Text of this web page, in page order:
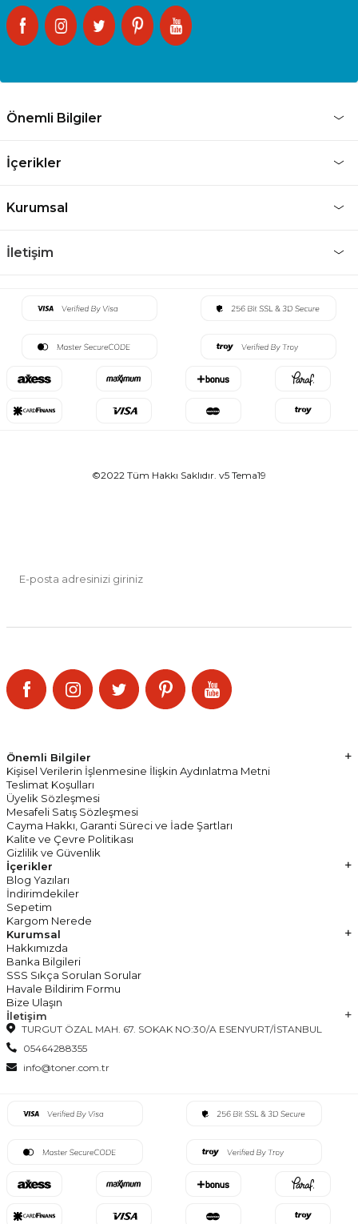
Önemli Bilgiler
İçerikler
Kurumsal
İletişim
©2022 Tüm Hakkı Saklıdır. v5 Tema19
Önemli Bilgiler
Kişisel Verilerin İşlenmesine İlişkin Aydınlatma Metni
Teslimat Koşulları
Üyelik Sözleşmesi
Mesafeli Satış Sözleşmesi
Cayma Hakkı, Garanti Süreci ve İade Şartları
Kalite ve Çevre Politikası
Gizlilik ve Güvenlik
İçerikler
Blog Yazıları
İndirimdekiler
Sepetim
Kargom Nerede
Kurumsal
Hakkımızda
Banka Bilgileri
SSS Sıkça Sorulan Sorular
Havale Bildirim Formu
Bize Ulaşın
İletişim
TURGUT ÖZAL MAH. 67. SOKAK NO:30/A ESENYURT/İSTANBUL
05464288355
info@toner.com.tr